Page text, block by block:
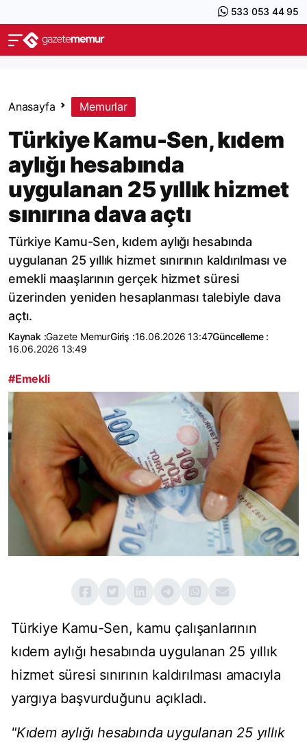
533 053 44 95
Anasayfa Memurlar
Türkiye Kamu-Sen, kıdem
aylığı hesabında
uygulanan 25 yıllık hizmet
sınırına dava açtı
Türkiye Kamu-Sen, kıdem aylığı hesabında
uygulanan 25 yıllık hizmet sınırının kaldırılması ve
emekli maaşlarının gerçek hizmet süresi
üzerinden yeniden hesaplanması talebiyle dava
açtı.
Kaynak :Gazete MemurGiriş :16.06.2026 13:47Güncelleme :
16.06.2026 13:49
#Emekli
Türkiye Kamu-Sen, kamu çalışanlarının
kıdem aylığı hesabında uygulanan 25 yıllık
hizmet süresi sınırının kaldırılması amacıyla
yargıya başvurduğunu açıkladı.
"Kıdem aylığı hesabında uygulanan 25 yıllık